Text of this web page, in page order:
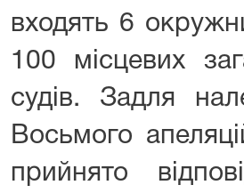
входять 6
100 місцевих
судів. Задля
Восьмого
прийнято